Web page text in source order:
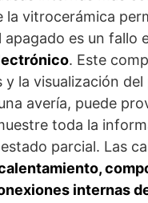
la vitrocerámica
es un fallo
. Este
y la visualización del
avería, puede
toda la
parcial. Las
internas